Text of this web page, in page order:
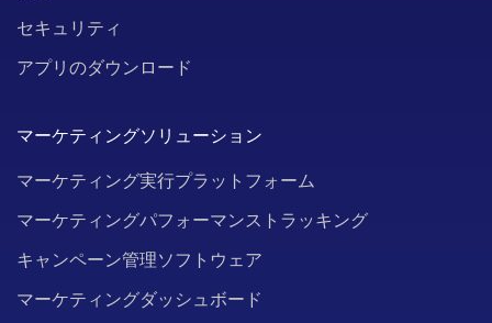
セキュリティ
アプリのダウンロード
マーケティングソリューション
マーケティング実行プラットフォーム
マーケティングパフォーマンストラッキング
キャンペーン管理ソフトウェア
マーケティングダッシュボード